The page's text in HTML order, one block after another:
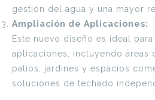
gestión del agua y una mayor
Ampliación de Aplicaciones:
Este nuevo diseño es ideal
aplicaciones, incluyendo áreas
patios, jardines y espacios
soluciones de techado